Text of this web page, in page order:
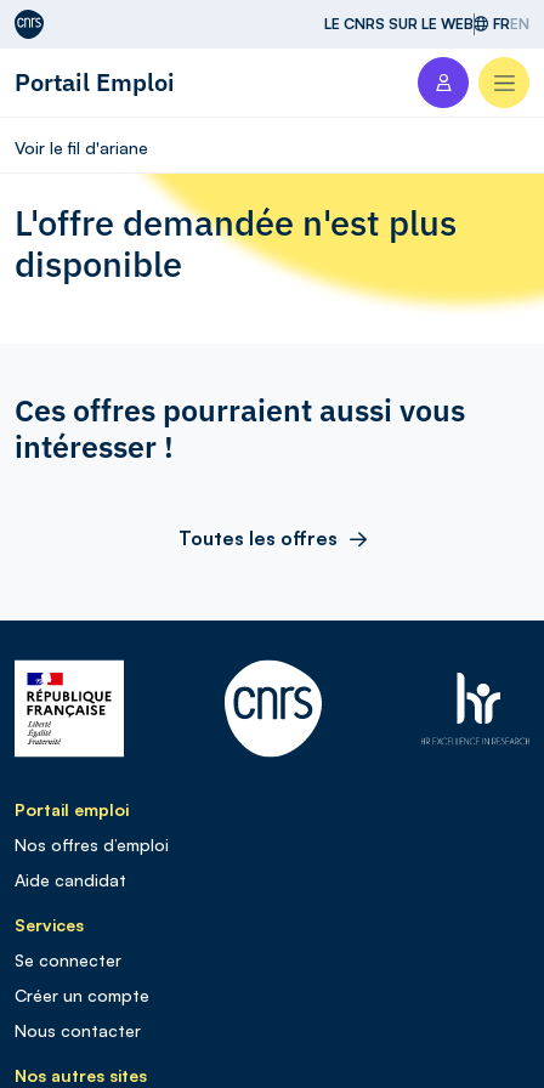
Aller au contenu LE CNRS SUR LE WEB FREN
Portail Emploi
Voir le fil d'ariane
L'offre demandée n'est plus
disponible
Ces offres pourraient aussi vous
intéresser !
Toutes les offres
Portail emploi
Nos offres d’emploi
Aide candidat
Services
Se connecter
Créer un compte
Nous contacter
Nos autres sites